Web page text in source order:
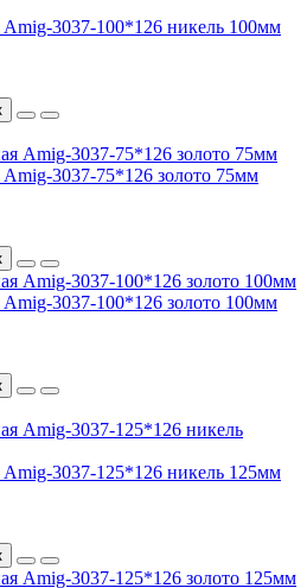
3037-100*126 никель 100мм
3037-75*126 золото 75мм
3037-100*126 золото 100мм
3037-125*126 никель 125мм